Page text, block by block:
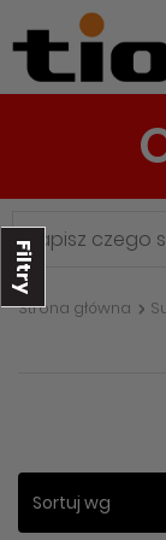
Strona główna
Sortuj wg
Filtry